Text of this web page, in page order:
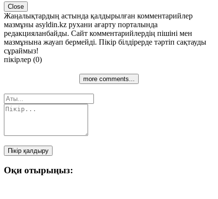
Close
Жаңалықтардың астында қалдырылған комментарийлер
мазмұны asyldin.kz рухани ағарту порталында
редакцияланбайды. Сайт комментарийлердің пішіні мен
мазмұнына жауап бермейді. Пікір білдірерде тәртіп сақтауды
сұраймыз!
пікірлер (0)
more comments...
Пікір қалдыру
Оқи отырыңыз: